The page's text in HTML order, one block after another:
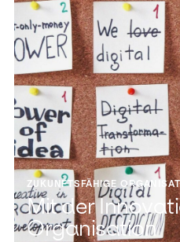
ZUKUNFTSFÄHIGE
Mit der
Organisation